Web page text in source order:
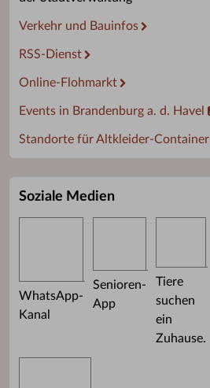
Verkehr und Bauinfos
RSS-Dienst
Online-Flohmarkt
Events in Brandenburg a. d. Havel
Standorte für Altkleider-Container
Soziale Medien